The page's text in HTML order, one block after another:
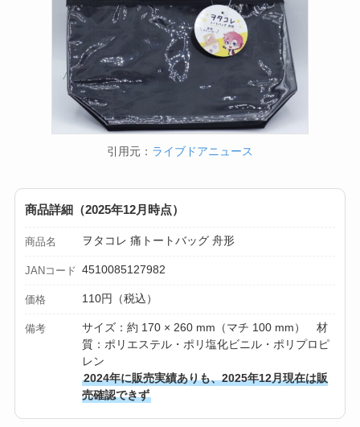
引用元： ライブドアニュース
商品詳細（2025年12月時点）
商品名 ヲタコレ 痛トートバッグ 舟形
JANコード 4510085127982
価格 110円（税込）
備考
サイズ：約 170 × 260 mm（マチ 100 mm） 材
質：ポリエステル・ポリ塩化ビニル・ポリプロピ
レン
2024年に販売実績ありも、2025年12月現在は販
売確認できず